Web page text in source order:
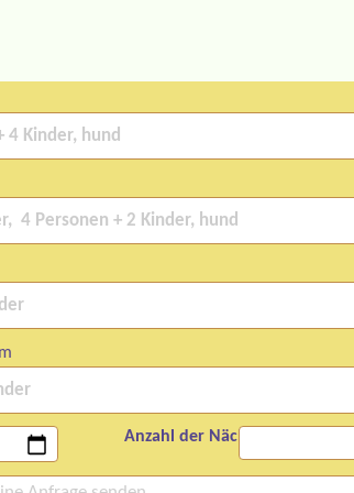
Anzahl der Nächte: